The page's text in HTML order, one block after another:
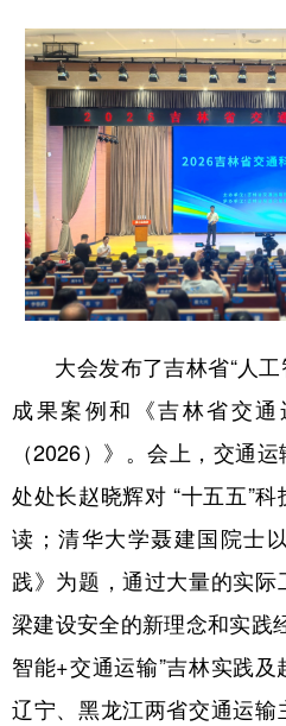
辽宁 吉林
浙江 安徽
山东 河南
广东 广西
四川 贵州
陕西 甘肃
新疆 内蒙古
多语种频道
English Español
Русский язык
大会发布了吉林省“人工
成果案例和《吉林省交
（2026）》。会上，交通
处处长赵晓辉对 “十五五”
读；清华大学聂建国院士
践》为题，通过大量的实
梁建设安全的新理念和实践
智能+交通运输”吉林实践及
辽宁、黑龙江两省交通运